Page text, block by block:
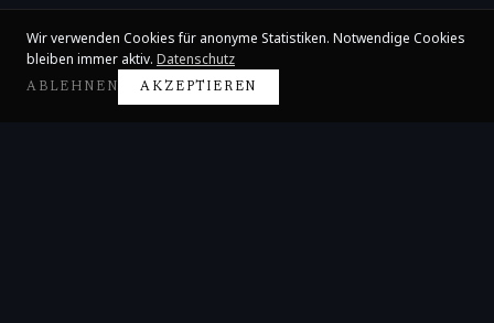
Wir verwenden Cookies für anonyme Statistiken. Notwendige Cookies
bleiben immer aktiv. Datenschutz
ABLEHNEN AKZEPTIEREN